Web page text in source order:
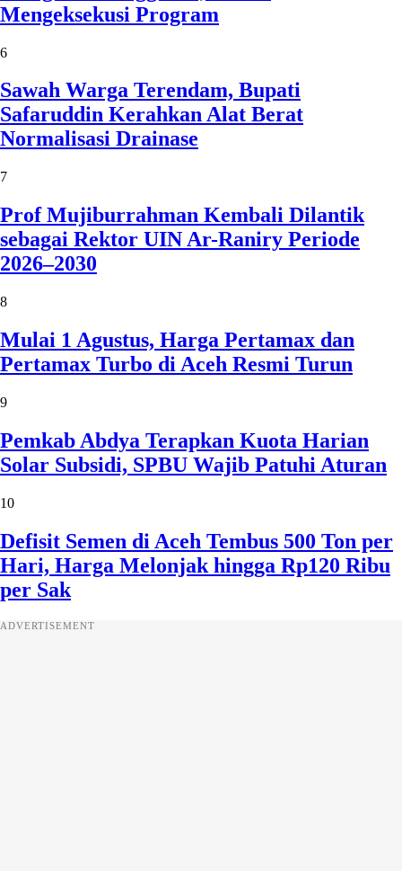
Mengeksekusi Program
6
Sawah Warga Terendam, Bupati
Safaruddin Kerahkan Alat Berat
Normalisasi Drainase
7
Prof Mujiburrahman Kembali Dilantik
sebagai Rektor UIN Ar-Raniry Periode
2026–2030
8
Mulai 1 Agustus, Harga Pertamax dan
Pertamax Turbo di Aceh Resmi Turun
9
Pemkab Abdya Terapkan Kuota Harian
Solar Subsidi, SPBU Wajib Patuhi Aturan
10
Defisit Semen di Aceh Tembus 500 Ton per
Hari, Harga Melonjak hingga Rp120 Ribu
per Sak
ADVERTISEMENT